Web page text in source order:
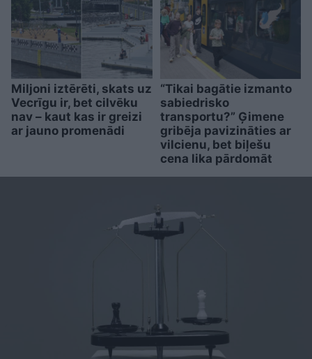
Miljoni iztērēti, skats uz
Vecrīgu ir, bet cilvēku
nav – kaut kas ir greizi
ar jauno promenādi
“Tikai bagātie izmanto
sabiedrisko
transportu?” Ģimene
gribēja pavizināties ar
vilcienu, bet biļešu
cena lika pārdomāt